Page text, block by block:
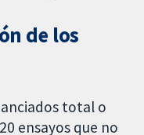
de los
total o
ensayos que no